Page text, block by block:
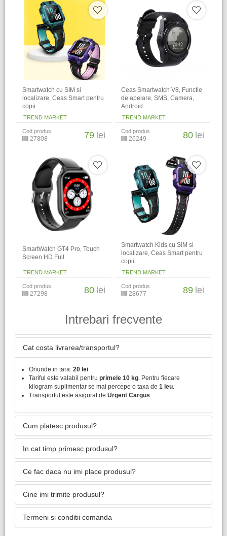
Smartwatch cu SIM si
localizare, Ceas Smart pentru
copii
TREND MARKET
Cod produs
27808 79 lei
Ceas Smartwatch V8, Functie
de apelare, SMS, Camera,
Android
TREND MARKET
Cod produs
26249 80 lei
SmartWatch GT4 Pro, Touch
Screen HD Full
TREND MARKET
Cod produs
27298 80 lei
Smartwatch Kids cu SIM si
localizare, Ceas Smart pentru
copii
TREND MARKET
Cod produs
28677 89 lei
Intrebari frecvente
Cat costa livrarea/transportul?
Oriunde in tara: 20 lei
Tariful este valabil pentru primele 10 kg . Pentru fiecare
kilogram suplimentar se mai percepe o taxa de 1 leu
Transportul este asigurat de Urgent Cargus
Cum platesc produsul?
In cat timp primesc produsul?
Ce fac daca nu imi place produsul?
Cine imi trimite produsul?
Termeni si conditii comanda